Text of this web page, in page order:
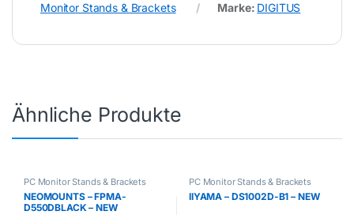
Monitor Stands & Brackets
Marke: DIGITUS
Ähnliche Produkte
PC Monitor Stands & Brackets
NEOMOUNTS – FPMA-
D550DBLACK – NEW
PC Monitor Stands & Brackets
IIYAMA – DS1002D-B1 – NEW